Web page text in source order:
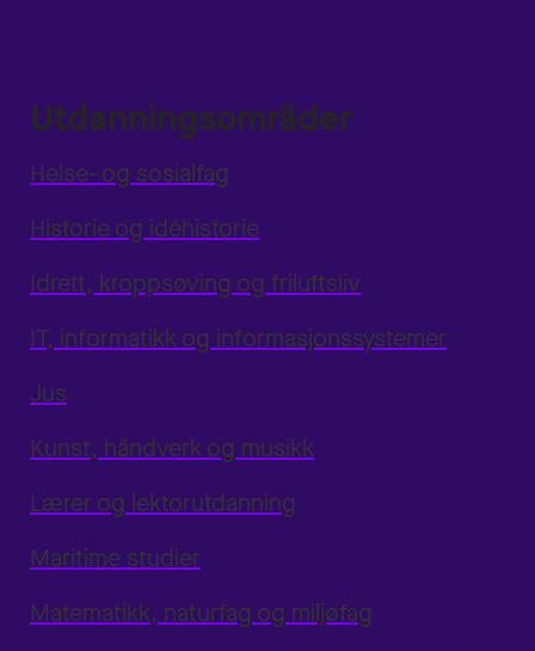
Utdanningsområder
Helse- og sosialfag
Historie og idéhistorie
Idrett, kroppsøving og friluftsliv
IT, informatikk og informasjonssystemer
Jus
Kunst, håndverk og musikk
Lærer og lektorutdanning
Maritime studier
Matematikk, naturfag og miljøfag